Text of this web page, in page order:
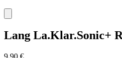
Lang La.Klar.Sonic+
9,90 €